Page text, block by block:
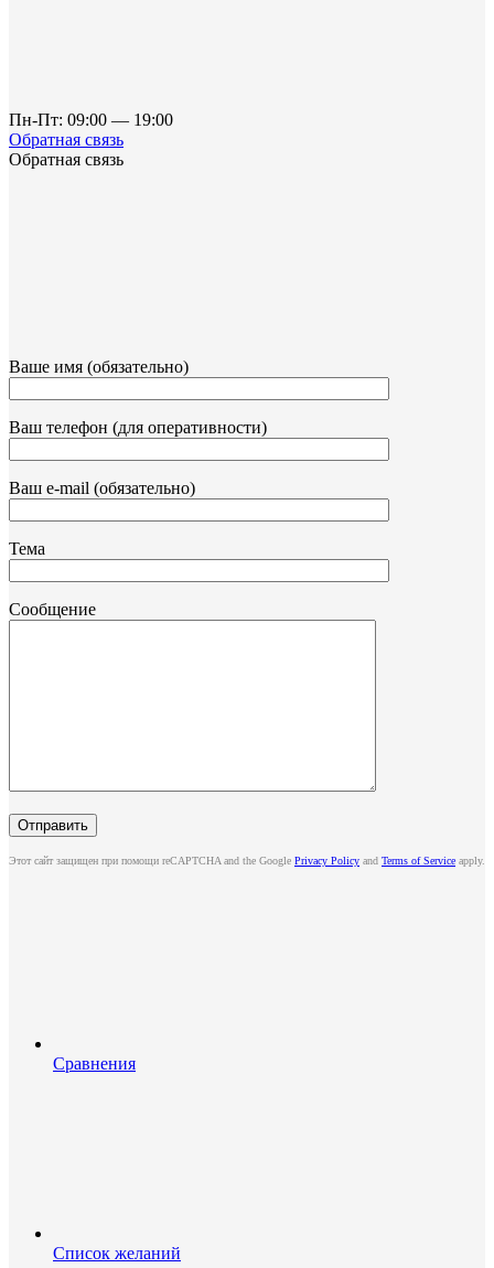
Пн-Пт: 09:00 — 19:00
Обратная связь
Обратная связь
Ваше имя (обязательно)
Ваш телефон (для оперативности)
Ваш e-mail (обязательно)
Тема
Сообщение
Этот сайт защищен при помощи reCAPTCHA and the Google Privacy Policy and Terms of Service apply.
Сравнения
Список желаний